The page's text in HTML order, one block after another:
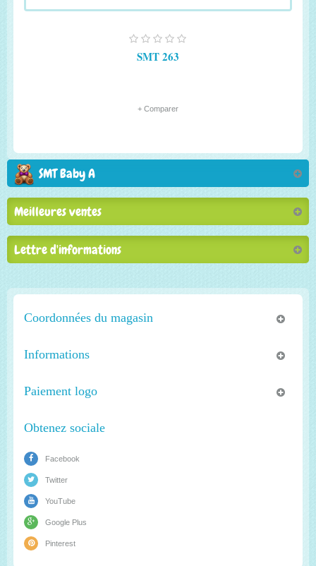
SMT 263
+ Comparer
SMT Baby A
Meilleures ventes
Lettre d'informations
Coordonnées du magasin
Informations
Paiement logo
Obtenez sociale
Facebook
Twitter
YouTube
Google Plus
Pinterest